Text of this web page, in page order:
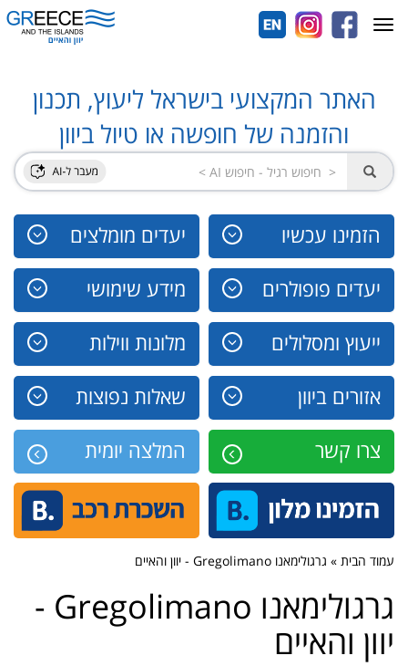
האתר המקצועי בישראל ליעוץ, תכנון
והזמנה של חופשה או טיול ביוון
הזמינו עכשיו יעדים מומלצים
יעדים פופולרים מידע שימושי
ייעוץ ומסלולים מלונות ווילות
אזורים ביוון שאלות נפוצות
צרו קשר המלצה יומית
Toggle
navigation
עמוד הבית » גרגולימאנו Gregolimano - יוון והאיים
גרגולימאנו Gregolimano -
יוון והאיים